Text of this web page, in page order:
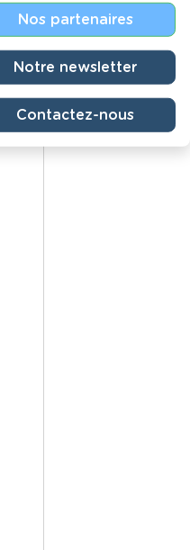
Nos partenaires
Notre newsletter
Contactez-nous